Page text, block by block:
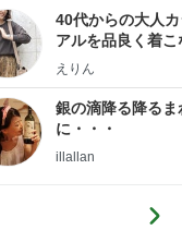
40代からの大人
アルを品良く着こ
ファッションブロ
えりん
銀の滴降る降るま
に・・・
illallan